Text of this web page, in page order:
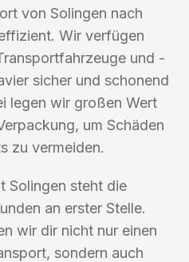
von Solingen nach
Wir verfügen
und -
sicher und schonend
legen wir großen Wert
um Schäden
zu vermeiden.
Solingen steht die
an erster Stelle.
wir dir nicht nur einen
sondern auch